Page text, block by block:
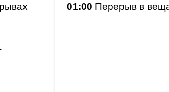
01:00 Перерыв в